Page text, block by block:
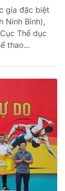
gia đặc biệt
Ninh Bình),
Thể dục
thao...